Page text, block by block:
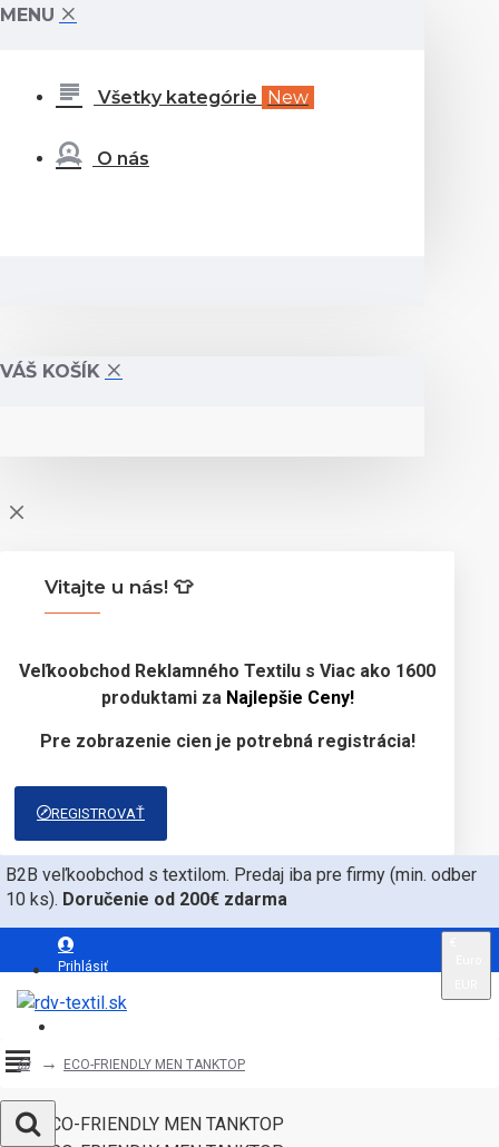
MENU
Všetky kategórie New
O nás
VÁŠ KOŠÍK
Vitajte u nás! 👕
Veľkoobchod Reklamného Textilu s Viac ako 1600
produktami za Najlepšie Ceny!
Pre zobrazenie cien je potrebná registrácia!
REGISTROVAŤ
B2B veľkoobchod s textilom. Predaj iba pre firmy (min. odber
10 ks). Doručenie od 200€ zdarma
Prihlásiť
ECO-FRIENDLY MEN TANKTOP